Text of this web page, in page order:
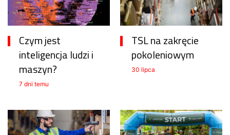
Czym jest
inteligencja ludzi i
maszyn?
7 dni temu
TSL na zakręcie
pokoleniowym
30 lipca